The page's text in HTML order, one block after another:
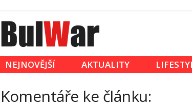
NEJNOVĚJŠÍ AKTUALITY
Komentáře ke článku: